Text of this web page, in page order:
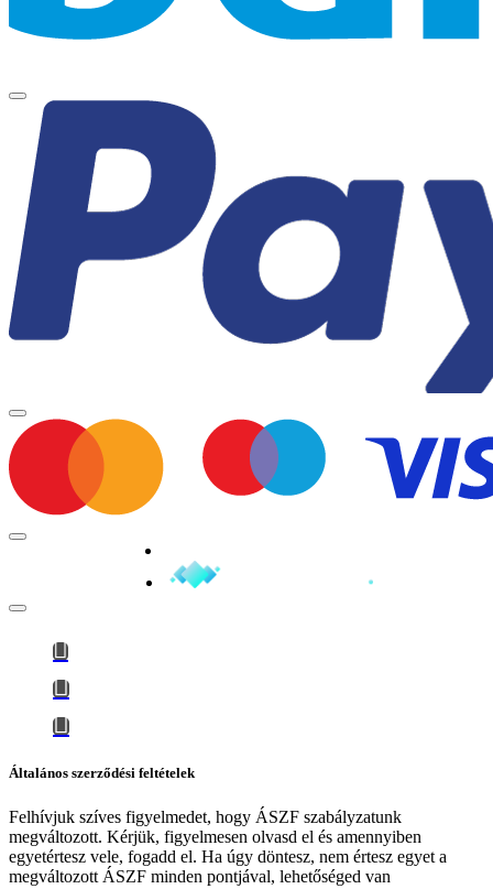
Általános szerződési feltételek
Felhívjuk szíves figyelmedet, hogy ÁSZF szabályzatunk
megváltozott. Kérjük, figyelmesen olvasd el és amennyiben
egyetértesz vele, fogadd el. Ha úgy döntesz, nem értesz egyet a
megváltozott ÁSZF minden pontjával, lehetőséged van